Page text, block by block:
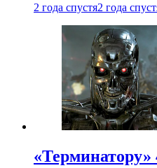
2 года спустя2 года